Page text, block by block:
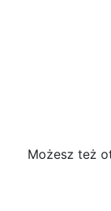
Możesz też